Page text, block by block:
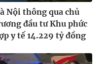
Nội thông qua chủ
đầu tư Khu phức
y tế 14.229 tỷ đồng